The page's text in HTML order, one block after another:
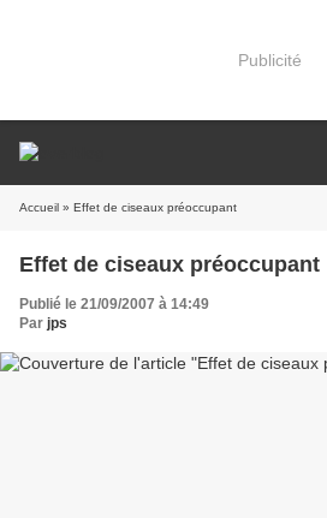
Publicité
Accueil » Effet de ciseaux préoccupant
Effet de ciseaux préoccupant
Publié le 21/09/2007 à 14:49
Par jps